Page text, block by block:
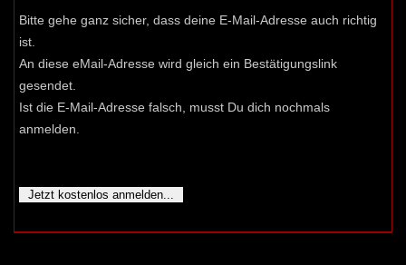
Bitte gehe ganz sicher, dass deine E-Mail-Adresse auch richtig
ist.
An diese eMail-Adresse wird gleich ein Bestätigungslink
gesendet.
Ist die E-Mail-Adresse falsch, musst Du dich nochmals
anmelden.